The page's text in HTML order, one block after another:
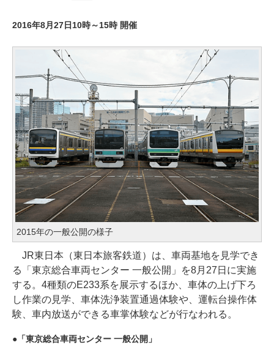
2016年8月27日10時～15時 開催
2015年の一般公開の様子
JR東日本（東日本旅客鉄道）は、車両基地を見学でき
る「東京総合車両センター 一般公開」を8月27日に実施
する。4種類のE233系を展示するほか、車体の上げ下ろ
し作業の見学、車体洗浄装置通過体験や、運転台操作体
験、車内放送ができる車掌体験などが行なわれる。
「東京総合車両センター 一般公開」